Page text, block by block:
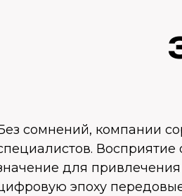
сомнений, компании
для
эпоху